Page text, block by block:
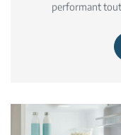
performant